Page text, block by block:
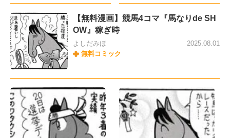
【無料漫画】競馬4コマ『馬なりde SH
OW』稼ぎ時
よしだみほ
無料コミック
2025.08.01